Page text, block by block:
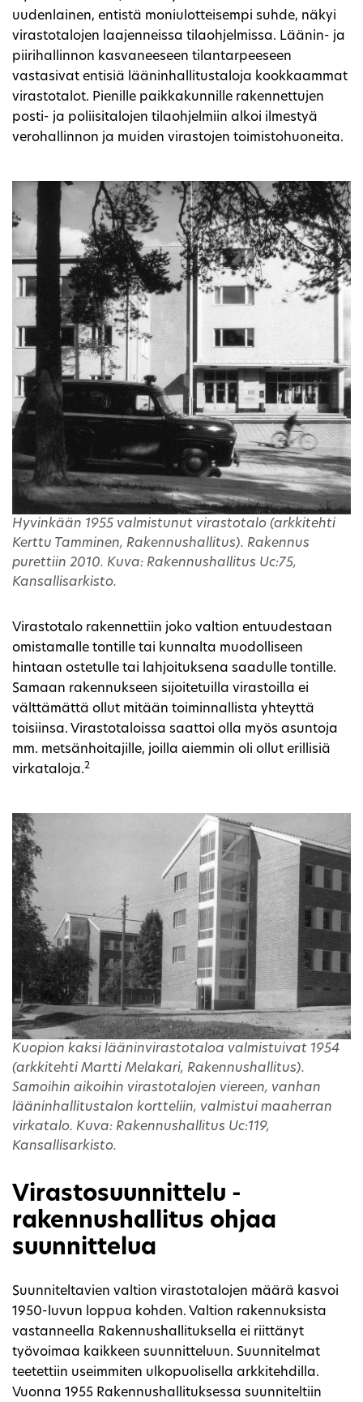
uudenlainen, entistä moniulotteisempi suhde, näkyi
virastotalojen laajenneissa tilaohjelmissa. Läänin- ja
piirihallinnon kasvaneeseen tilantarpeeseen
vastasivat entisiä lääninhallitustaloja kookkaammat
virastotalot. Pienille paikkakunnille rakennettujen
posti- ja poliisitalojen tilaohjelmiin alkoi ilmestyä
verohallinnon ja muiden virastojen toimistohuoneita.
Hyvinkään 1955 valmistunut virastotalo (arkkitehti
Kerttu Tamminen, Rakennushallitus). Rakennus
purettiin 2010. Kuva: Rakennushallitus Uc:75,
Kansallisarkisto.
Virastotalo rakennettiin joko valtion entuudestaan
omistamalle tontille tai kunnalta muodolliseen
hintaan ostetulle tai lahjoituksena saadulle tontille.
Samaan rakennukseen sijoitetuilla virastoilla ei
välttämättä ollut mitään toiminnallista yhteyttä
toisiinsa. Virastotaloissa saattoi olla myös asuntoja
mm. metsänhoitajille, joilla aiemmin oli ollut erillisiä
virkataloja.2
Kuopion kaksi lääninvirastotaloa valmistuivat 1954
(arkkitehti Martti Melakari, Rakennushallitus).
Samoihin aikoihin virastotalojen viereen, vanhan
lääninhallitustalon kortteliin, valmistui maaherran
virkatalo. Kuva: Rakennushallitus Uc:119,
Kansallisarkisto.
Virastosuunnittelu -
rakennushallitus ohjaa
suunnittelua
Suunniteltavien valtion virastotalojen määrä kasvoi
1950-luvun loppua kohden. Valtion rakennuksista
vastanneella Rakennushallituksella ei riittänyt
työvoimaa kaikkeen suunnitteluun. Suunnitelmat
teetettiin useimmiten ulkopuolisella arkkitehdilla.
Vuonna 1955 Rakennushallituksessa suunniteltiin